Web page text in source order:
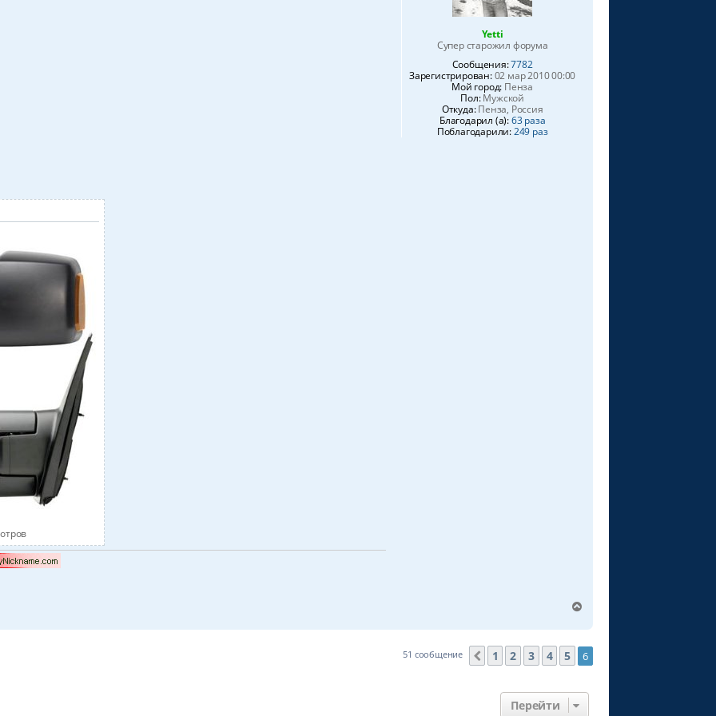
Yetti
Супер старожил форума
Сообщения:7782
Зарегистрирован:02 мар 2010 00:00
Мой город: Пенза
Пол:Мужской
Откуда:Пенза, Россия
Благодарил (а):63 раза
Поблагодарили:249 раз
р
н
у
51 сообщение Пред.
1 2 3 4 5 6
Перейти